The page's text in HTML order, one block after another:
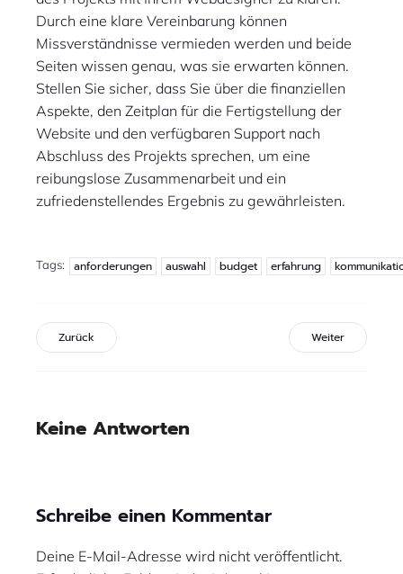
Durch eine klare Vereinbarung können
Missverständnisse vermieden werden und beide
Seiten wissen genau, was sie erwarten können.
Stellen Sie sicher, dass Sie über die finanziellen
Aspekte, den Zeitplan für die Fertigstellung der
Website und den verfügbaren Support nach
Abschluss des Projekts sprechen, um eine
reibungslose Zusammenarbeit und ein
zufriedenstellendes Ergebnis zu gewährleisten.
Tags: anforderungen auswahl budget erfahrung
Zurück Weiter
Keine Antworten
Schreibe einen Kommentar
Deine E-Mail-Adresse wird nicht veröffentlicht.